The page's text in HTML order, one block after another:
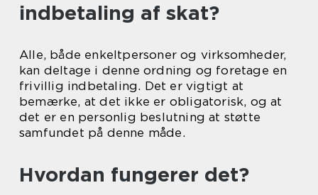
indbetaling af skat?
Alle, både enkeltpersoner og virksomheder,
kan deltage i denne ordning og foretage en
frivillig indbetaling. Det er vigtigt at
bemærke, at det ikke er obligatorisk, og at
det er en personlig beslutning at støtte
samfundet på denne måde.
Hvordan fungerer det?